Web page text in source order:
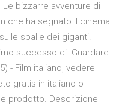
Le bizzarre avventure di
che ha segnato il cinema
spalle dei giganti.
successo di Guardare
- Film italiano, vedere
gratis in italiano o
prodotto. Descrizione